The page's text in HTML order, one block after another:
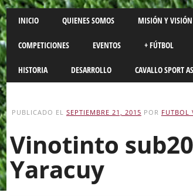
Main menu
Skip
to
content
INICIO QUIENES SOMOS MISIÓN Y VISIÓN
COMPETICIONES EVENTOS + FÚTBOL
HISTORIA DESARROLLO CAVALLO SPORT
PUBLICADO EL SEPTIEMBRE 21, 2015 POR FUTBOL
Vinotinto
Yaracuy